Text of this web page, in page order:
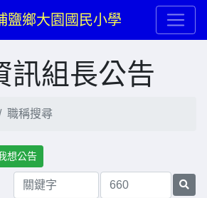
鹽鄉大園國民小學
訊組長公告
職稱搜尋
想公告